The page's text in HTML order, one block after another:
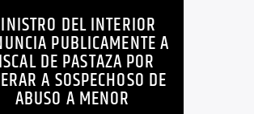
JOHN REIMBERG
DEL INTERIOR
NOTICIAS
DEL INTERIOR
PUBLICAMENTE A
DE PASTAZA POR
A SOSPECHOSO DE
ABUSO A MENOR